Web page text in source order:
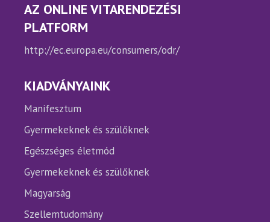
AZ ONLINE VITARENDEZÉSI
PLATFORM
http://ec.europa.eu/consumers/odr/
KIADVÁNYAINK
Manifesztum
Gyermekeknek és szülőknek
Egészséges életmód
Gyermekeknek és szülőknek
Magyarság
Szellemtudomány